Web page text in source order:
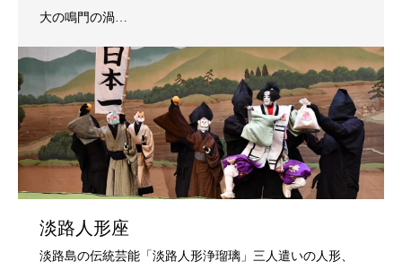
淡路人形座